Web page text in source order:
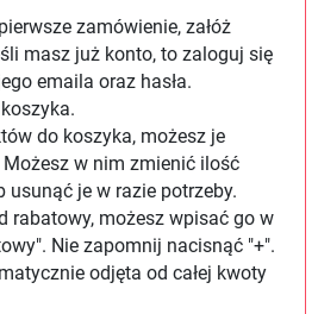
zamówienie, załóż
masz już konto, to zaloguj się
emaila oraz hasła.
do koszyka, możesz je
w nim zmienić ilość
je w razie potrzeby.
rabatowy, możesz wpisać go w
Nie zapomnij nacisnąć "+".
odjęta od całej kwoty